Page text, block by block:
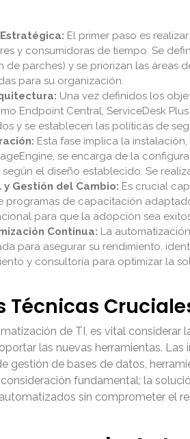
El primer paso es
y consumidoras de tiempo. Se
de parches) y se priorizan las áreas
para su organización.
Una vez definidos los
Endpoint Central, ServiceDesk
y se establecen las políticas de
Esta fase implica la
se encarga de la
el diseño establecido. Se
Gestión del Cambio: Es crucial
programas de capacitación
para que la adopción sea
Continua: La
para asegurar su rendimiento,
y consultoría para optimizar la
Técnicas
de TI, es vital
las nuevas herramientas.
gestión de bases de datos,
fundamental; la
sin comprometer el